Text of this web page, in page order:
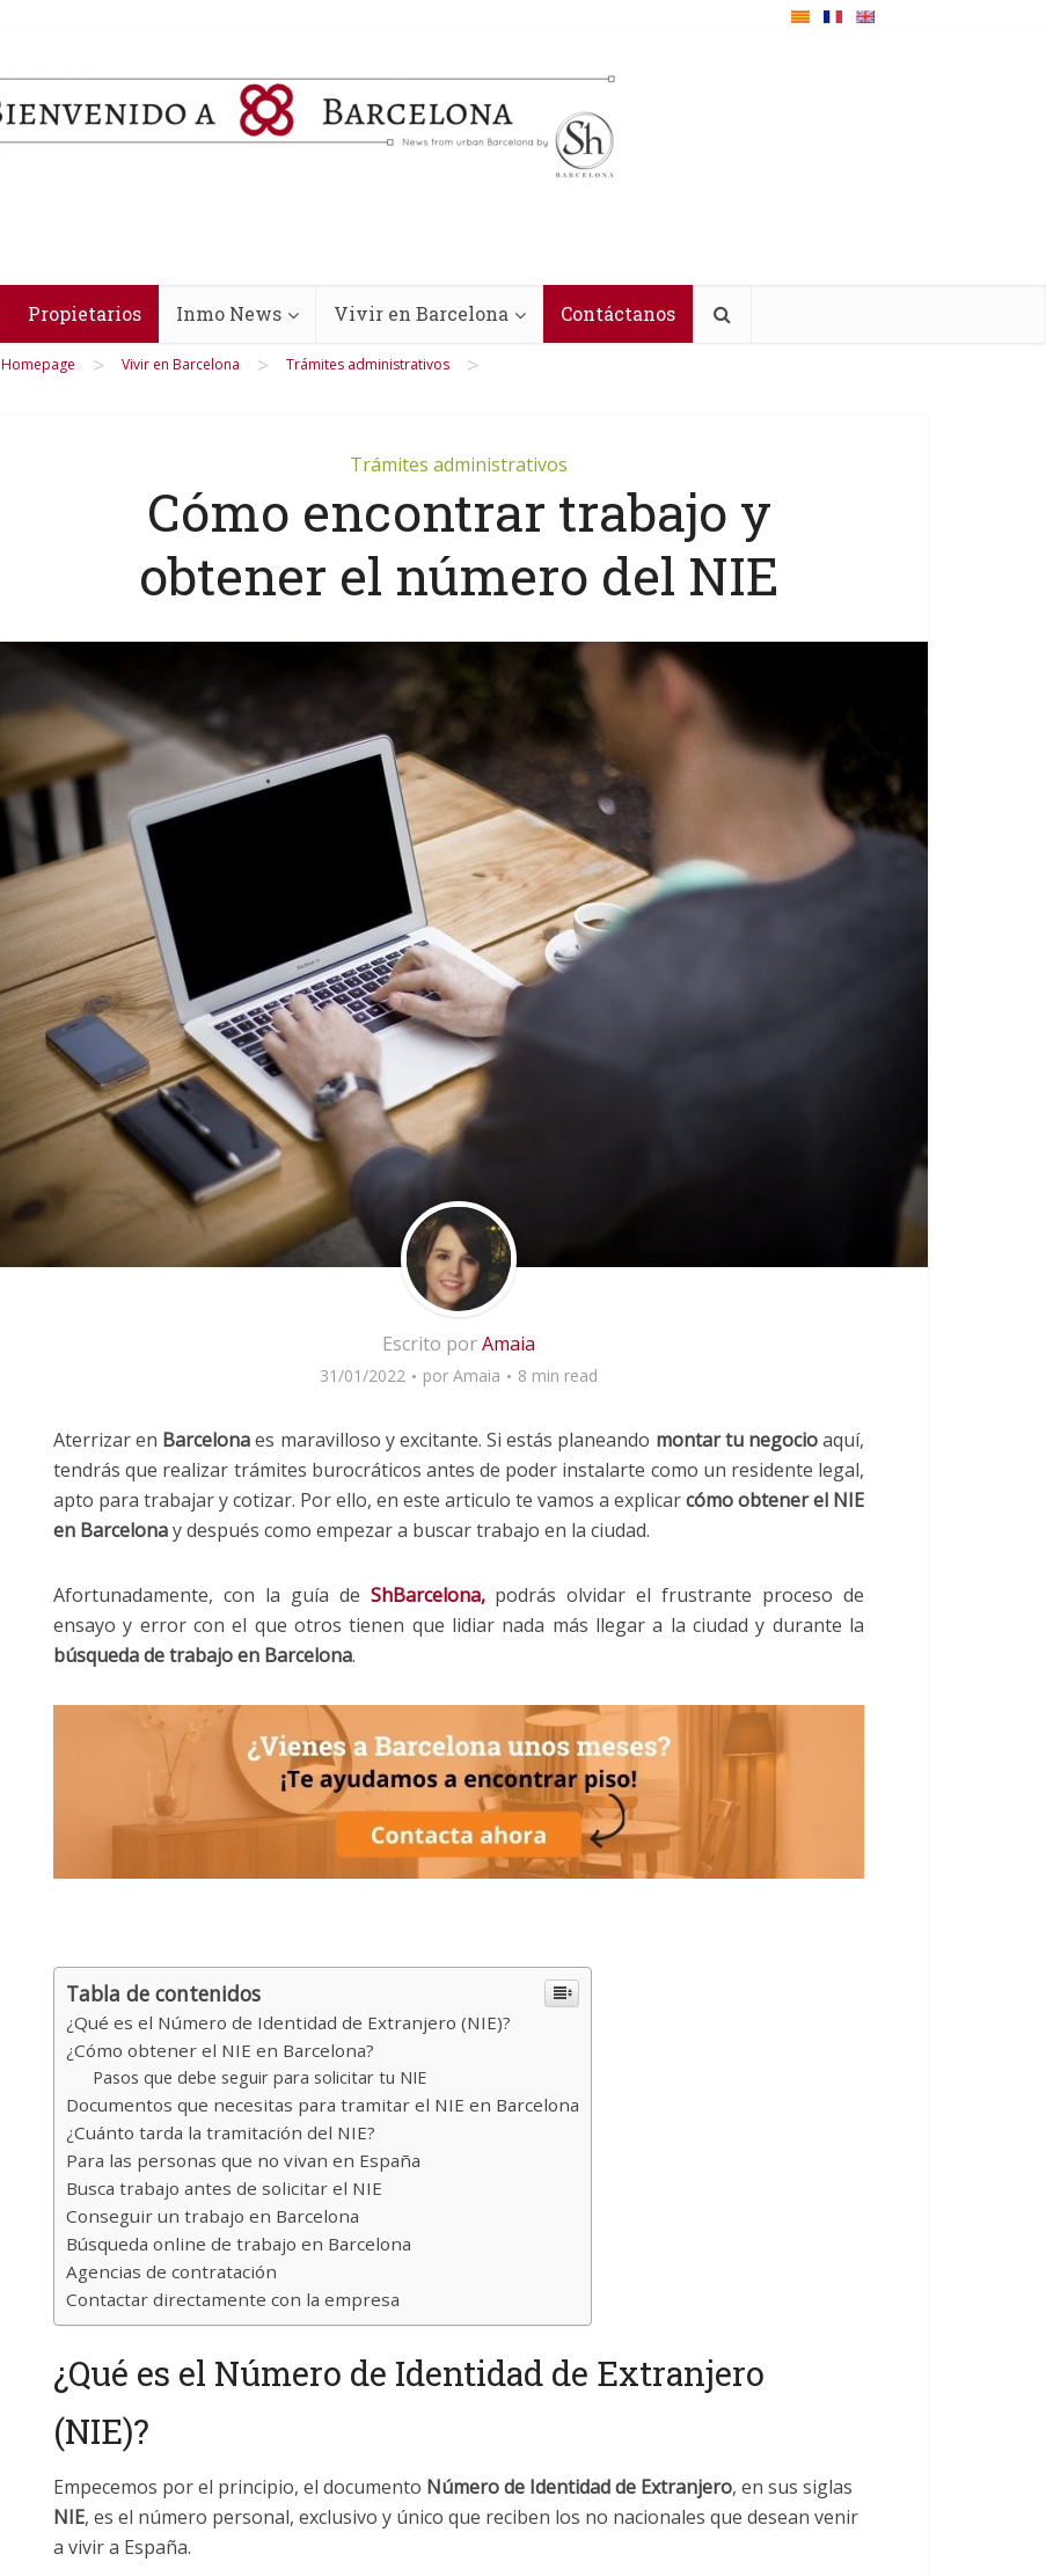
Propietarios Inmo News Vivir en Barcelona Contáctanos
Homepage > Vivir en Barcelona > Trámites administrativos >
Trámites administrativos
Cómo encontrar trabajo y
obtener el número del NIE
Escrito porAmaia
31/01/2022 por Amaia 8 min read
Aterrizar en Barcelonaes maravilloso y excitante. Si estás planeando montar tu negocioaquí,
tendrás que realizar trámites burocráticos antes de poder instalarte como un residente legal,
apto para trabajar y cotizar. Por ello, en este articulo te vamos a explicarcómo obtener el NIE
en Barcelonay después como empezar a buscar trabajo en la ciudad.
Afortunadamente, con la guía de ShBarcelona,podrás olvidar el frustrante proceso de
ensayo y error con el que otros tienen que lidiar nada más llegar a la ciudad y durante la
búsqueda de trabajo en Barcelona.
Tabla de contenidos
¿Qué es el Número de Identidad de Extranjero (NIE)?
¿Cómo obtener el NIE en Barcelona?
Pasos que debe seguir para solicitar tu NIE
Documentos que necesitas para tramitar el NIE en Barcelona
¿Cuánto tarda la tramitación del NIE?
Para las personas que no vivan en España
Busca trabajo antes de solicitar el NIE
Conseguir un trabajo en Barcelona
Búsqueda online de trabajo en Barcelona
Agencias de contratación
Contactar directamente con la empresa
¿Qué es el Número de Identidad de Extranjero
(NIE)?
Empecemos por el principio, el documento Número de Identidad de Extranjero, en sus siglas
NIE, es el número personal, exclusivo y único que reciben los no nacionales que desean venir
a vivir a España.